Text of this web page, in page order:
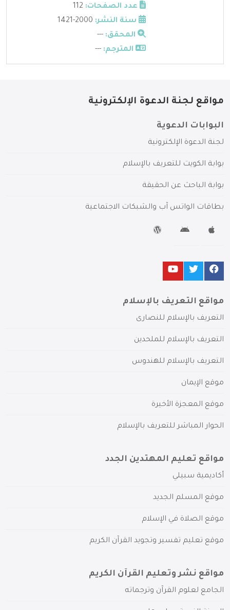
عدد الصفحات:
سنة النشر:
المحقق: ---
المترجم: ---
مواقع لجنة الدعوة الإلكترونية
البوابات الدعوية
لجنة الدعوة الإلكترونية
بوابة الكويت للتعريف بالإسلام
بوابة الباحث عن الحقيقة
بطاقات الواتس آب والشبكات الاجتماعية
مواقع التعريف بالإسلام
التعريف بالإسلام للنصارى
التعريف بالإسلام للملحدين
التعريف بالإسلام للهندوس
موقع الإيمان
موقع المعجزة الأخيرة
الحوار المباشر للتعريف بالإسلام
مواقع تعليم المهتدين الجدد
أكاديمية سبيلي
موقع المسلم الجديد
موقع الصلاة في الإسلام
موقع تعليم تفسير وتجويد القرآن الكريم
مواقع نشر وتعليم القرآن الكريم
الجامع لعلوم القرآن وترجماته